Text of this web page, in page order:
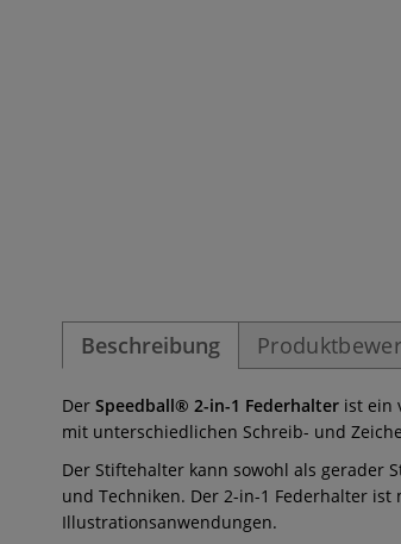
Beschreibung
Der Speedball® 2-in-1 Federhalter ist ein
mit unterschiedlichen Schreib- und
Der Stiftehalter kann sowohl als gerader
und Techniken. Der 2-in-1 Federhalter
Illustrationsanwendungen.